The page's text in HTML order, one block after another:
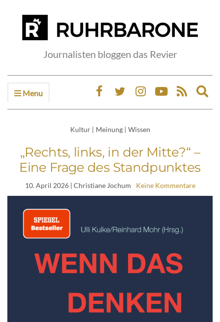
Journalisten bloggen das Revier
Menu
Kultur | Meinung | Wissen
„Rechts, links, in der Mitte?“ –
Eine Frage des Standpunktes
10. April 2026| Christiane Jochum Keine Kommentare